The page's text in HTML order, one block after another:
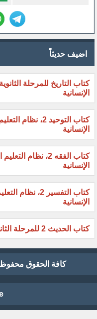
اضيف حديثاً
كتاب التاريخ للمرحلة
الإنسانية
كتاب التوحيد 2،
الإنسانية
كتاب الفقه 2،
الإنسانية
كتاب التفسير 2،
الإنسانية
كتاب الحديث 2 للمرحلة الثانوية مقررات مسار العلوم الإنسانية
كافة الحقوق